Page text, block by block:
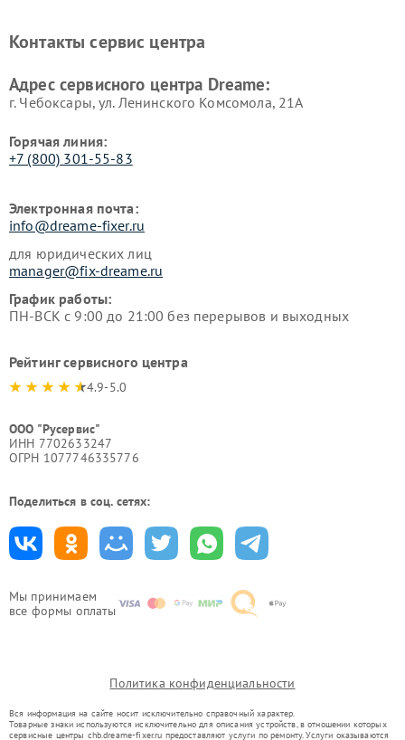
Мы принимаем
все формы оплаты
Контакты сервис центра
Адрес сервисного центра Dreame:
г. Чебоксары, ул. Ленинского Комсомола, 21А
Горячая линия:
+7 (800) 301-55-83
Электронная почта:
info@dreame-fixer.ru
для юридических лиц
manager@fix-dreame.ru
График работы:
ПН-ВСК с 9:00 до 21:00 без перерывов и выходных
Рейтинг сервисного центра
4.9-5.0
ООО "Русервис"
ИНН 7702633247
ОГРН 1077746335776
Поделиться в соц. сетях:
Политика конфиденциальности
Вся информация на сайте носит исключительно справочный характер.
Товарные знаки используются исключительно для описания устройств, в отношении которых
сервисные центры chb.dreame-fixer.ru предоставляют услуги по ремонту. Услуги оказываются